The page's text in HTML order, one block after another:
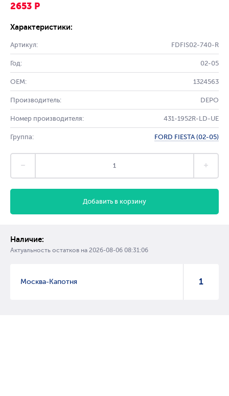
2653 Р
Характеристики:
Артикул: FDFIS02-740-R
Год: 02-05
OEM: 1324563
Производитель: DEPO
Номер производителя: 431-1952R-LD-UE
Группа: FORD FIESTA (02-05)
Добавить в корзину
Наличие:
Актуальность остатков на 2026-08-06 08:31:06
Москва-Капотня 1